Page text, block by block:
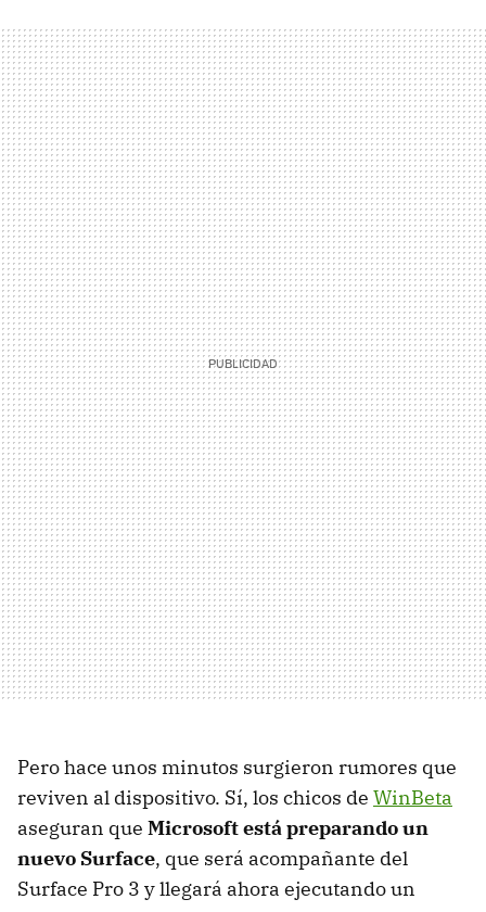
Pero hace unos minutos surgieron rumores que
reviven al dispositivo. Sí, los chicos de WinBeta
aseguran que Microsoft está preparando un
nuevo Surface, que será acompañante del
Surface Pro 3 y llegará ahora ejecutando un